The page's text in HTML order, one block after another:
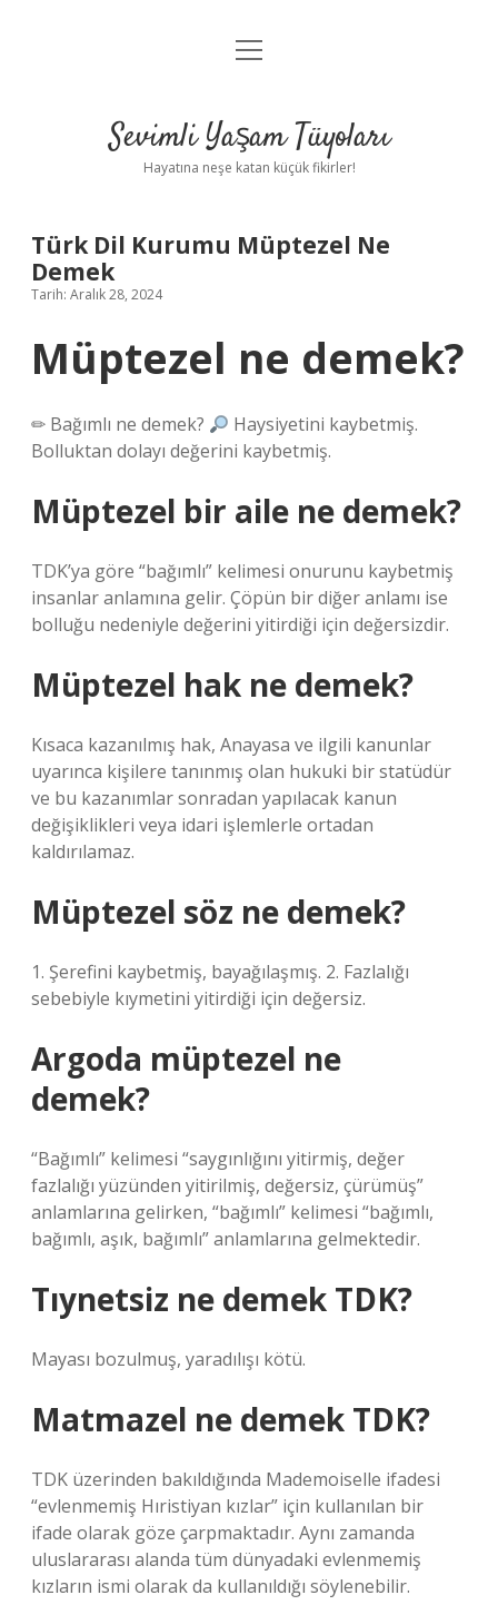
Anasayfa
Yasal Uyarı
menüyü
Sevimli Yaşam Tüyoları
Hayatına neşe katan küçük fikirler!
Türk Dil Kurumu Müptezel Ne
Demek
Tarih: Aralık 28, 2024
Müptezel ne demek?
✏ Bağımlı ne demek?
Haysiyetini kaybetmiş.
Bolluktan dolayı değerini kaybetmiş.
Müptezel bir aile ne demek?
TDK’ya göre “bağımlı” kelimesi onurunu kaybetmiş
insanlar anlamına gelir. Çöpün bir diğer anlamı ise
bolluğu nedeniyle değerini yitirdiği için değersizdir.
Müptezel hak ne demek?
Kısaca kazanılmış hak, Anayasa ve ilgili kanunlar
uyarınca kişilere tanınmış olan hukuki bir statüdür
ve bu kazanımlar sonradan yapılacak kanun
değişiklikleri veya idari işlemlerle ortadan
kaldırılamaz.
Müptezel söz ne demek?
1. Şerefini kaybetmiş, bayağılaşmış. 2. Fazlalığı
sebebiyle kıymetini yitirdiği için değersiz.
Argoda müptezel ne
demek?
“Bağımlı” kelimesi “saygınlığını yitirmiş, değer
fazlalığı yüzünden yitirilmiş, değersiz, çürümüş”
anlamlarına gelirken, “bağımlı” kelimesi “bağımlı,
bağımlı, aşık, bağımlı” anlamlarına gelmektedir.
Tıynetsiz ne demek TDK?
Mayası bozulmuş, yaradılışı kötü.
Matmazel ne demek TDK?
TDK üzerinden bakıldığında Mademoiselle ifadesi
“evlenmemiş Hıristiyan kızlar” için kullanılan bir
ifade olarak göze çarpmaktadır. Aynı zamanda
uluslararası alanda tüm dünyadaki evlenmemiş
kızların ismi olarak da kullanıldığı söylenebilir.